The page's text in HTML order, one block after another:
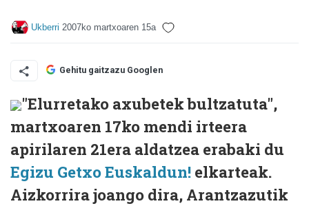
Ukberri 2007ko martxoaren 15a
Gehitu gaitzazu Googlen
"Elurretako axubetek bultzatuta",
martxoaren 17ko mendi irteera
apirilaren 21era aldatzea erabaki du
Egizu Getxo Euskaldun! elkarteak.
Aizkorrira joango dira, Arantzazutik